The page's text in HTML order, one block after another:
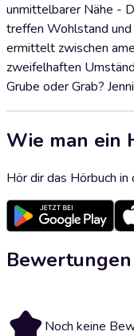
unmittelbarer Nähe -
treffen Wohlstand und
ermittelt zwischen
zweifelhaften
Grube oder Grab?
Wie man ein
Hör dir das Hörbuch
Noch keine